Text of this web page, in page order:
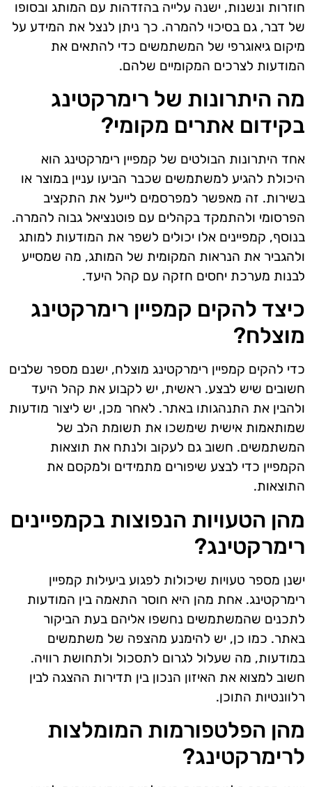
חוזרות ונשנות, ישנה עלייה בהזדהות עם המותג ובסופו
של דבר, גם בסיכוי להמרה. כך ניתן לנצל את המידע על
מיקום גיאוגרפי של המשתמשים כדי להתאים את
המודעות לצרכים המקומיים שלהם.
מה היתרונות של רימרקטינג
בקידום אתרים מקומי?
אחד היתרונות הבולטים של קמפיין רימרקטינג הוא
היכולת להגיע למשתמשים שכבר הביעו עניין במוצר או
בשירות. זה מאפשר למפרסמים לייעל את התקציב
הפרסומי ולהתמקד בקהלים עם פוטנציאל גבוה להמרה.
בנוסף, קמפיינים אלו יכולים לשפר את המודעות למותג
ולהגביר את הנראות המקומית של המותג, מה שמסייע
לבנות מערכת יחסים חזקה עם קהל היעד.
כיצד להקים קמפיין רימרקטינג
מוצלח?
כדי להקים קמפיין רימרקטינג מוצלח, ישנם מספר שלבים
חשובים שיש לבצע. ראשית, יש לקבוע את קהל היעד
ולהבין את התנהגותו באתר. לאחר מכן, יש ליצור מודעות
שמותאמות אישית שימשכו את תשומת הלב של
המשתמשים. חשוב גם לעקוב ולנתח את תוצאות
הקמפיין כדי לבצע שיפורים מתמידים ולמקסם את
התוצאות.
מהן הטעויות הנפוצות בקמפיינים
רימרקטינג?
ישנן מספר טעויות שיכולות לפגוע ביעילות קמפיין
רימרקטינג. אחת מהן היא חוסר התאמה בין המודעות
לתכנים שהמשתמשים נחשפו אליהם בעת הביקור
באתר. כמו כן, יש להימנע מהצפה של משתמשים
במודעות, מה שעלול לגרום לתסכול ולתחושת רוויה.
חשוב למצוא את האיזון הנכון בין תדירות ההצגה לבין
רלוונטיות התוכן.
מהן הפלטפורמות המומלצות
לרימרקטינג?